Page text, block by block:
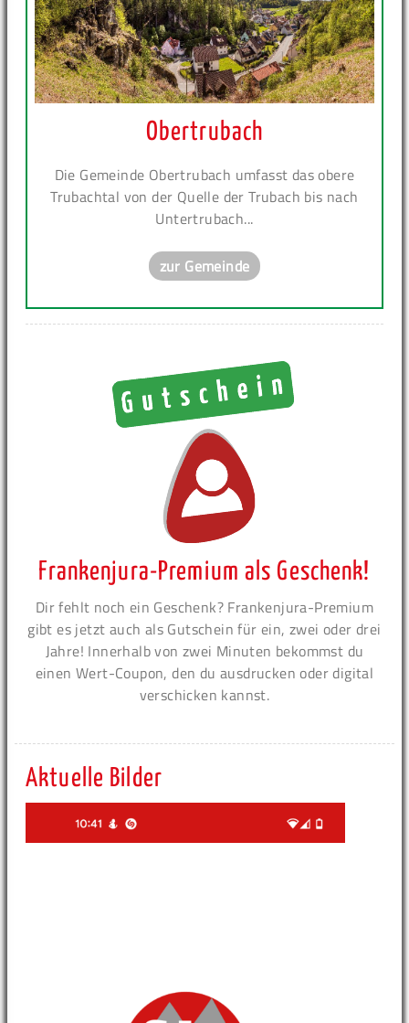
Obertrubach
Die Gemeinde Obertrubach umfasst das obere
Trubachtal von der Quelle der Trubach bis nach
Untertrubach...
zur Gemeinde
Frankenjura-Premium als Geschenk!
Dir fehlt noch ein Geschenk? Frankenjura-Premium
gibt es jetzt auch als Gutschein für ein, zwei oder drei
Jahre! Innerhalb von zwei Minuten bekommst du
einen Wert-Coupon, den du ausdrucken oder digital
verschicken kannst.
Aktuelle Bilder